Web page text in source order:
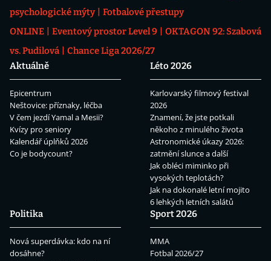
psychologické mýty
Fotbalové přestupy
ONLINE
Eventový prostor Level 9
OKTAGON 92: Szabová
vs. Pudilová
Chance Liga 2026/27
Aktuálně
Epicentrum
Neštovice: příznaky, léčba
V čem jezdí Yamal a Mesii?
Kvízy pro seniory
Kalendář úplňků 2026
Co je bodycount?
Léto 2026
Karlovarský filmový festival
2026
Znamení, že jste potkali
někoho z minulého života
Astronomické úkazy 2026:
zatmění slunce a další
Jak obléci miminko při
vysokých teplotách?
Jak na dokonalé letní mojito
6 lehkých letních salátů
Politika
Nová superdávka: kdo na ní
dosáhne?
Sport 2026
MMA
Fotbal 2026/27